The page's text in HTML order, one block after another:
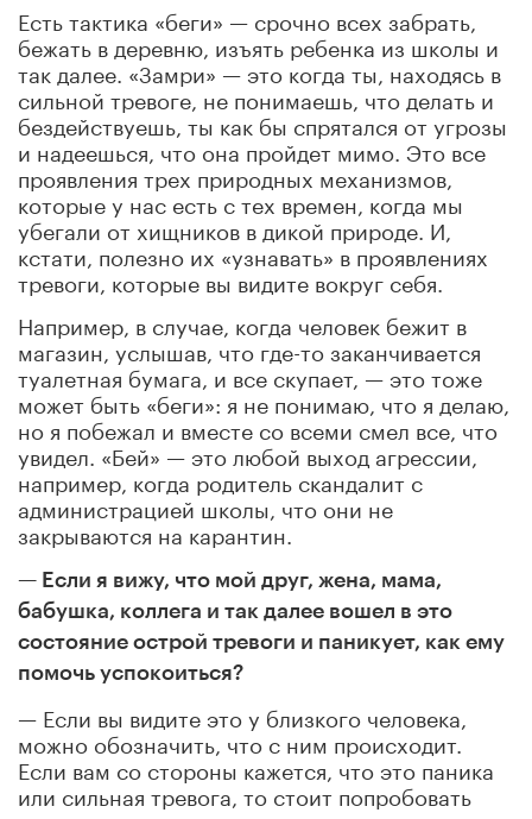
Есть тактика «беги» — срочно всех забрать,
бежать в деревню, изъять ребенка из школы и
так далее. «Замри» — это когда ты, находясь в
сильной тревоге, не понимаешь, что делать и
бездействуешь, ты как бы спрятался от угрозы
и надеешься, что она пройдет мимо. Это все
проявления трех природных механизмов,
которые у нас есть с тех времен, когда мы
убегали от хищников в дикой природе. И,
кстати, полезно их «узнавать» в проявлениях
тревоги, которые вы видите вокруг себя.
Например, в случае, когда человек бежит в
магазин, услышав, что где-то заканчивается
туалетная бумага, и все скупает, — это тоже
может быть «беги»: я не понимаю, что я делаю,
но я побежал и вместе со всеми смел все, что
увидел. «Бей» — это любой выход агрессии,
например, когда родитель скандалит с
администрацией школы, что они не
закрываются на карантин.
— Если я вижу, что мой друг, жена, мама,
бабушка, коллега и так далее вошел в это
состояние острой тревоги и паникует, как ему
помочь успокоиться?
— Если вы видите это у близкого человека,
можно обозначить, что с ним происходит.
Если вам со стороны кажется, что это паника
или сильная тревога, то стоит попробовать